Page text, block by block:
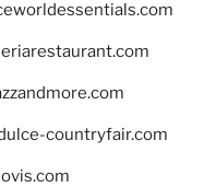
countryfair.com